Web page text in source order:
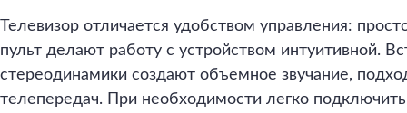
Телевизор отличается удобством управления:
пульт делают работу с устройством интуитивной.
стереодинамики создают объемное звучание,
телепередач. При необходимости легко